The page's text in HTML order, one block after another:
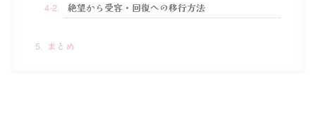
絶望から受容・回復への移行方法
まとめ